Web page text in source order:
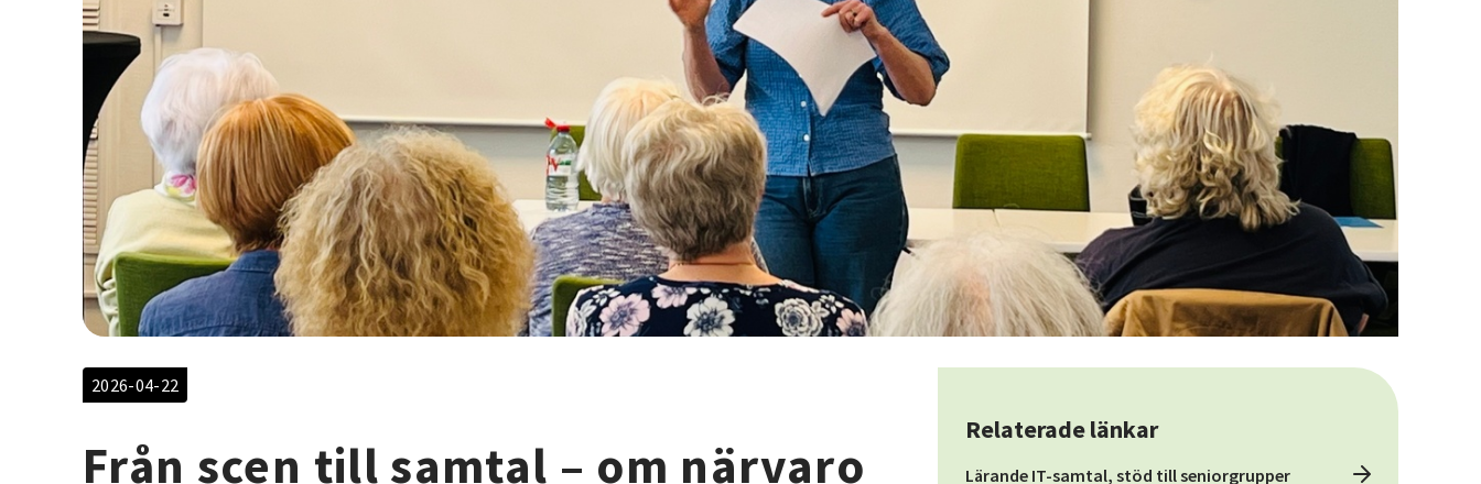
2026-04-22
Från scen till samtal – om närvaro
Relaterade länkar
Lärande IT-samtal, stöd till seniorgrupper